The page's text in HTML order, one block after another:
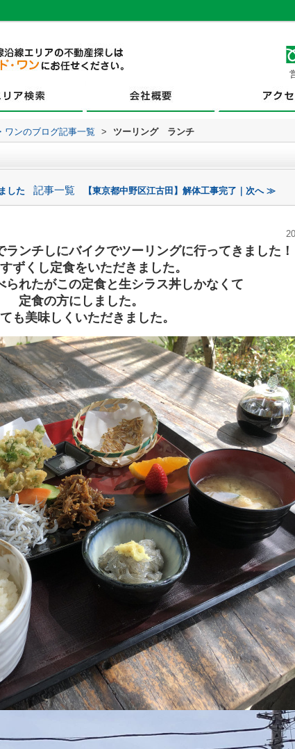
ワンのブログ記事一覧 > ツーリング ランチ
した 記事一覧 【東京都中野区江古田】解体工事完了｜次へ ≫
ンチしにバイクでツーリングに行ってきました！
ずくし定食をいただきました。
られたがこの定食と生シラス丼しかなくて
定食の方にしました。
も美味しくいただきました。